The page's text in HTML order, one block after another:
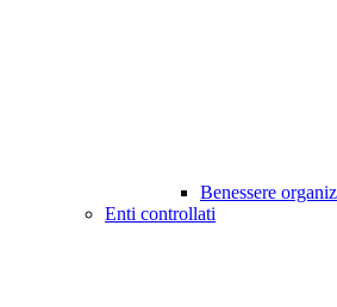
Benessere
Enti controllati